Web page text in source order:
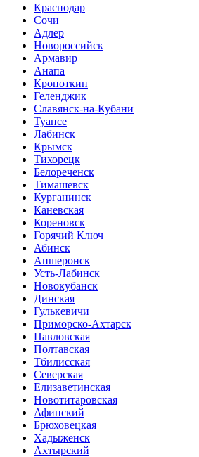
Краснодар
Сочи
Адлер
Новороссийск
Армавир
Анапа
Кропоткин
Геленджик
Славянск-на-Кубани
Туапсе
Лабинск
Крымск
Тихорецк
Белореченск
Тимашевск
Курганинск
Каневская
Кореновск
Горячий Ключ
Абинск
Апшеронск
Усть-Лабинск
Новокубанск
Динская
Гулькевичи
Приморско-Ахтарск
Павловская
Полтавская
Тбилисская
Северская
Елизаветинская
Новотитаровская
Афипский
Брюховецкая
Хадыженск
Ахтырский